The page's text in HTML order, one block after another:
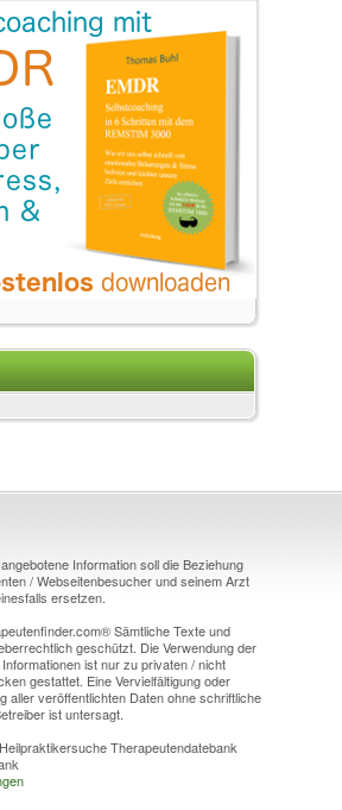
Information soll die Beziehung
/ Webseitenbesucher und seinem Arzt
ersetzen.
Sämtliche Texte und
geschützt. Die Verwendung der
ist nur zu privaten / nicht
gestattet. Eine Vervielfältigung oder
aller veröffentlichten Daten ohne schriftliche
ist untersagt.
Therapeutendatebank